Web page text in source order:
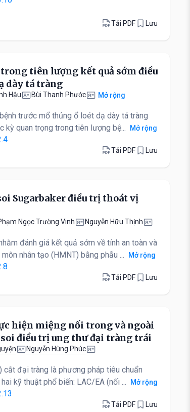
Tải PDF Lưu
tiên lượng kết quả sớm điều
dày tá tràng
Hậu Bùi Thanh Phước
Mở rộng
trước mổ thủng ổ loét dạ dày tá tràng
quan trọng trong tiên lượng bệ...
Mở rộng
Tải PDF Lưu
Sugarbaker điều trị thoát vị
Ngọc Trường Vinh
Nguyễn Hữu Thịnh
đánh giá kết quả sớm về tính an toàn và
nhân tạo (HMNT) bằng phẫu ...
Mở rộng
Tải PDF Lưu
hiện miệng nối trong và ngoài
điều trị ung thư đại tràng trái
Nguyễn Hùng Phúc
đại tràng là phương pháp tiêu chuẩn
kỹ thuật phổ biến: LAC/EA (nối ...
Mở rộng
Tải PDF Lưu